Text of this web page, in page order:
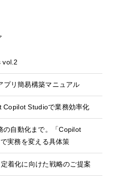
vol.2
プリ簡易構築マニュアル
Copilot Studioで業務効率化
の自動化まで。「Copilot
実務を変える具体策
着化に向けた戦略のご提案